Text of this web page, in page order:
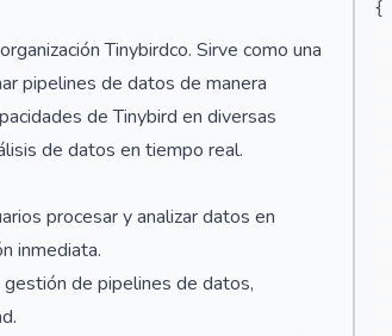
Tinybirdco. Sirve como una
pipelines de datos de manera
de Tinybird en diversas
de datos en tiempo real.
procesar y analizar datos en
inmediata.
de pipelines de datos,
{